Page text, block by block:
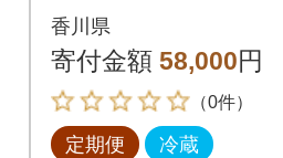
5回
香川県
寄付金額 58,000円
（0件）
定期便 冷蔵